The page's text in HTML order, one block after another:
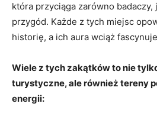
która przyciąga zarówno
przygód. ‌Każde z tych miejsc⁤
historię, a ich aura wciąż⁢
Wiele z tych zakątków ‍to ​nie⁣
turystyczne, ale również tereny
⁤energii: